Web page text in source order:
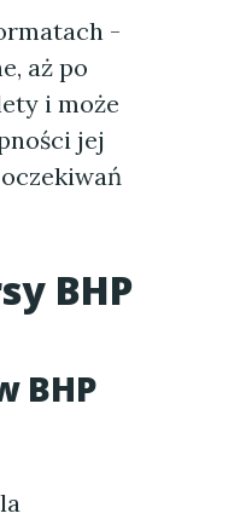
-
aż po
i może
jej
BHP
BHP